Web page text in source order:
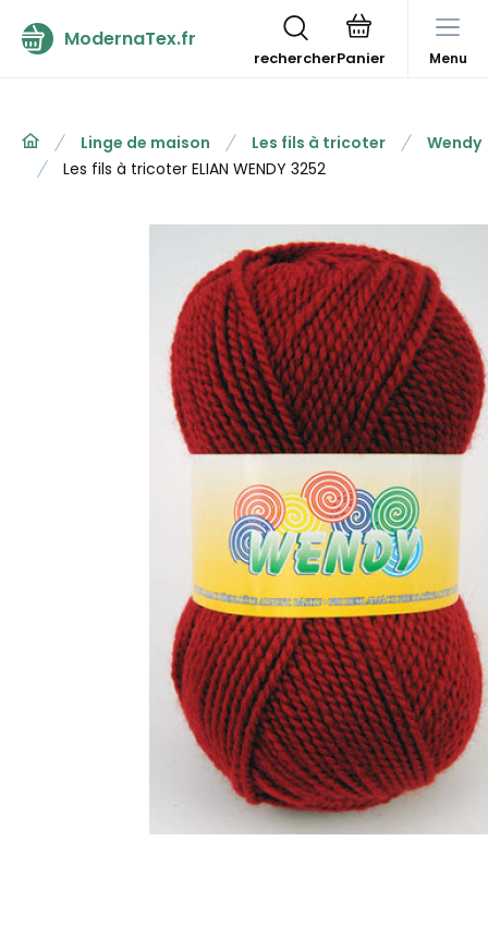
ModernaTex.fr
rechercher Menu
Linge de maison Les fils à tricoter
Wendy
Les fils à tricoter ELIAN WENDY 3252